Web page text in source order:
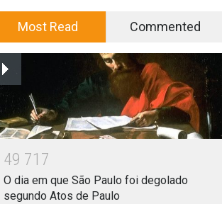
Most Read Commented
49 71 7
O dia em que São Paulo foi degolado
segundo Atos de Paulo